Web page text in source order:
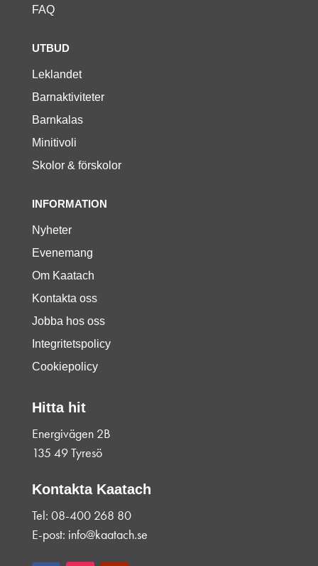
FAQ
UTBUD
Leklandet
Barnaktiviteter
Barnkalas
Minitivoli
Skolor & förskolor
INFORMATION
Nyheter
Evenemang
Om Kaatach
Kontakta oss
Jobba hos oss
Integritetspolicy
Cookiepolicy
Hitta hit
Energivägen 2B
135 49 Tyresö
Kontakta Kaatach
Tel: 08-400 268 80
E-post: info@kaatach.se